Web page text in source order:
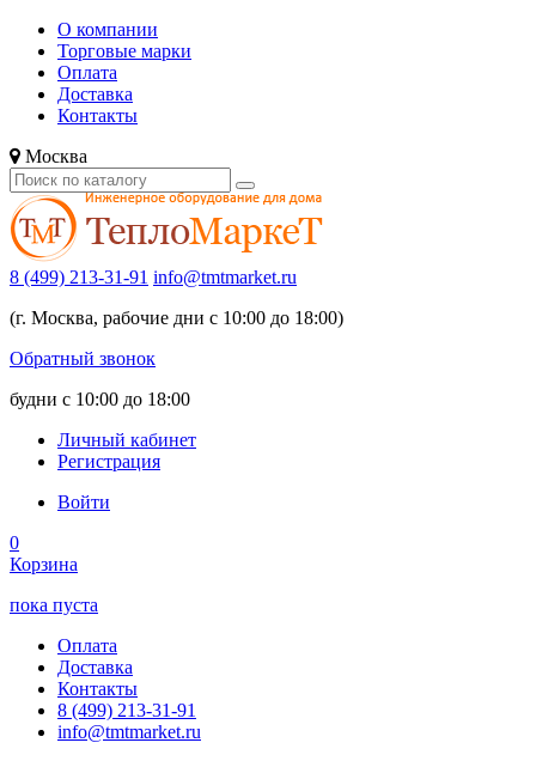
О компании
Торговые марки
Оплата
Доставка
Контакты
Москва
8 (499) 213-31-91 info@tmtmarket.ru
(г. Москва, рабочие дни с 10:00 до 18:00)
Обратный звонок
будни с 10:00 до 18:00
Личный кабинет
Регистрация
Войти
0
Корзина
пока пуста
Оплата
Доставка
Контакты
8 (499) 213-31-91
info@tmtmarket.ru